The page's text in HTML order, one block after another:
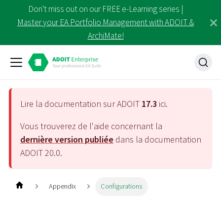
Don't miss out on our FREE e-Learning series |
Master your EA Portfolio Management with ADOIT &
ArchiMate!
Lire la documentation sur ADOIT 17.3 ici.
Vous trouverez de l'aide concernant la
dernière version publiée dans la documentation
ADOIT20.0.
Appendix Configurations